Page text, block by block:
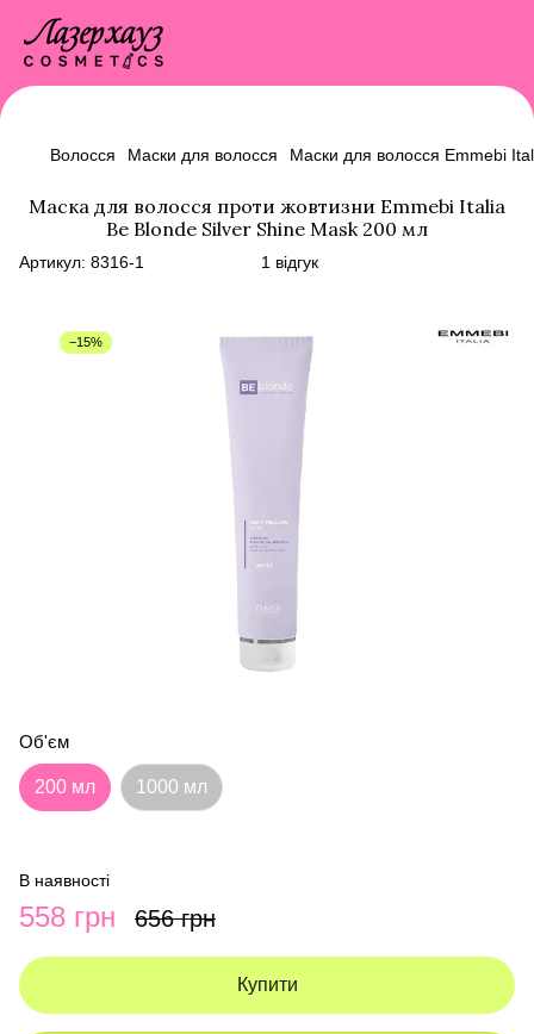
Волосся Маски для волосся Маски для волосся Emmebi
Маска для волосся проти жовтизни Emmebi Italia
Be Blonde Silver Shine Mask 200 мл
Артикул: 8316-1 1 відгук
−15%
Об'єм
200 мл 1000 мл
В наявності
558 грн 656 грн
Купити